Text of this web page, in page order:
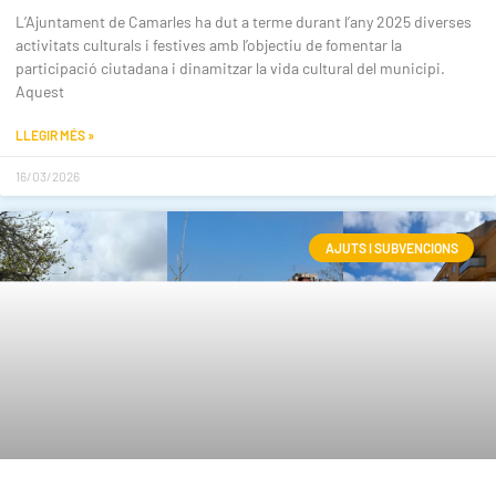
L’Ajuntament de Camarles ha dut a terme durant l’any 2025 diverses
activitats culturals i festives amb l’objectiu de fomentar la
participació ciutadana i dinamitzar la vida cultural del municipi.
Aquest
LLEGIR MÉS »
16/03/2026
AJUTS I SUBVENCIONS